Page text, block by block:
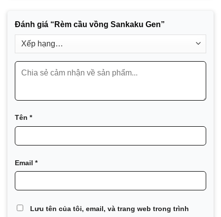
Đánh giá “Rèm cầu vồng Sankaku Gen”
Tên *
Email *
Lưu tên của tôi, email, và trang web trong trình